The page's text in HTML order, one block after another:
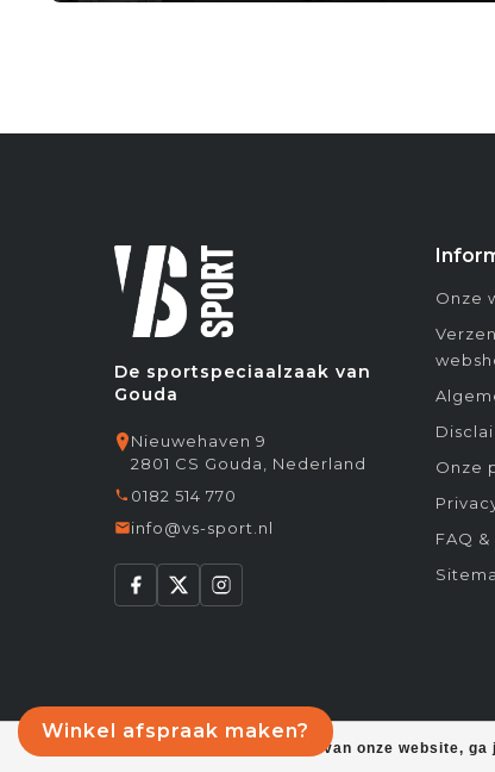
Winkel afspraak maken?
Door het gebruiken van onze website,
De sportspeciaalzaak van
Gouda
Nieuwehaven 9
2801 CS Gouda, Nederland
0182 514 770
info@vs-sport.nl
Onze
Onze
FAQ